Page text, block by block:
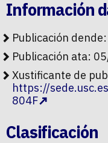
Información
Publicación
Publicación ata:
Xustificante de
https://
804F
Clasificación